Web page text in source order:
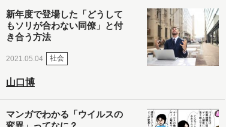
新年度で登場した「どうして
もソリが合わない同僚」と付
き合う方法
2021.05.04 社会
山口博
マンガでわかる「ウイルスの